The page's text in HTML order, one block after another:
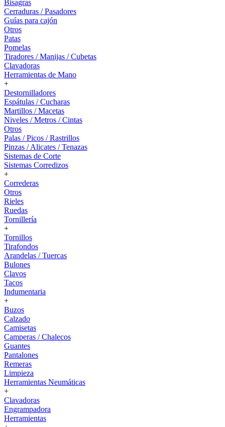
Bisagras
Cerraduras / Pasadores
Guías para cajón
Otros
Patas
Pomelas
Tiradores / Manijas / Cubetas
Clavadoras
Herramientas de Mano
+
Destornilladores
Espátulas / Cucharas
Martillos / Macetas
Niveles / Metros / Cintas
Otros
Palas / Picos / Rastrillos
Pinzas / Alicates / Tenazas
Sistemas de Corte
Sistemas Corredizos
+
Correderas
Otros
Rieles
Ruedas
Tornillería
+
Tornillos
Tirafondos
Arandelas / Tuercas
Bulones
Clavos
Tacos
Indumentaria
+
Buzos
Calzado
Camisetas
Camperas / Chalecos
Guantes
Pantalones
Remeras
Limpieza
Herramientas Neumáticas
+
Clavadoras
Engrampadora
Herramientas